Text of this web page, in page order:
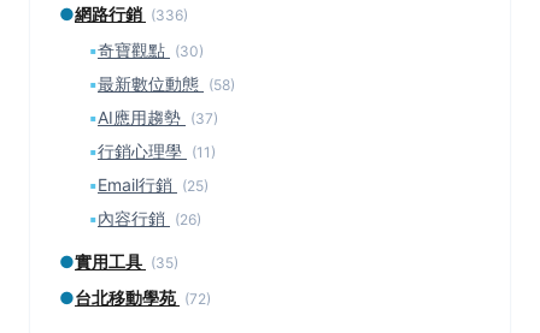
●網路行銷 (336)
▪奇寶觀點 (30)
▪最新數位動態 (58)
▪AI應用趨勢 (37)
▪行銷心理學 (11)
▪Email行銷 (25)
▪內容行銷 (26)
●實用工具 (35)
●台北移動學苑 (72)